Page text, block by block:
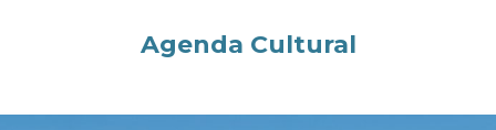
Agenda Cultural